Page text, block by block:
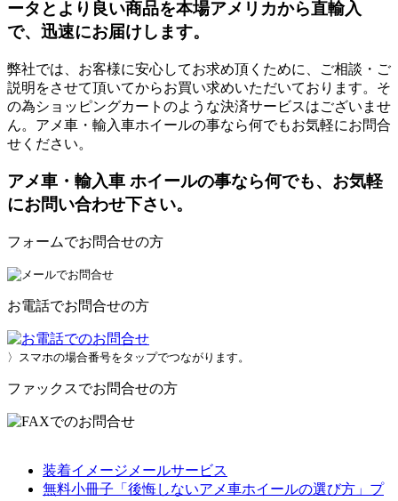
ータとより良い商品を本場アメリカから直輸入
で、迅速にお届けします。
弊社では、お客様に安心してお求め頂くために、ご相談・ご
説明をさせて頂いてからお買い求めいただいております。そ
の為ショッピングカートのような決済サービスはございませ
ん。アメ車・輸入車ホイールの事なら何でもお気軽にお問合
せください。
アメ車・輸入車 ホイールの事なら何でも、お気軽
にお問い合わせ下さい。
フォームでお問合せの方
お電話でお問合せの方
〉スマホの場合番号をタップでつながります。
ファックスでお問合せの方
装着イメージメールサービス
無料小冊子「後悔しないアメ車ホイールの選び方」プ